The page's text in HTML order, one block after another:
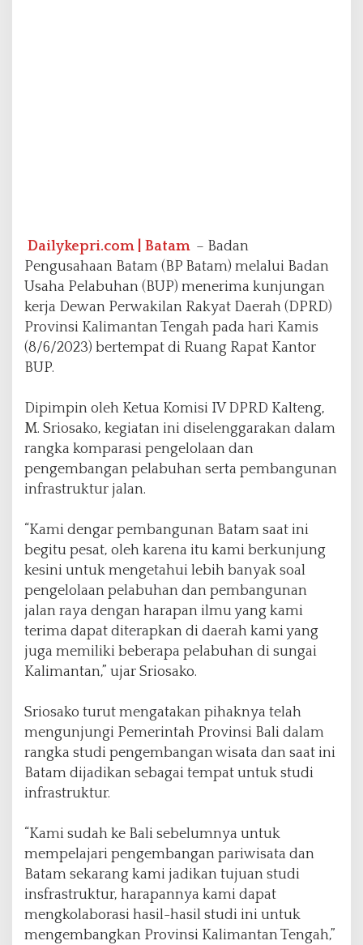
Dailykepri.com | Batam – Badan
Pengusahaan Batam (BP Batam) melalui Badan
Usaha Pelabuhan (BUP) menerima kunjungan
kerja Dewan Perwakilan Rakyat Daerah (DPRD)
Provinsi Kalimantan Tengah pada hari Kamis
(8/6/2023) bertempat di Ruang Rapat Kantor
BUP.
Dipimpin oleh Ketua Komisi IV DPRD Kalteng,
M. Sriosako, kegiatan ini diselenggarakan dalam
rangka komparasi pengelolaan dan
pengembangan pelabuhan serta pembangunan
infrastruktur jalan.
“Kami dengar pembangunan Batam saat ini
begitu pesat, oleh karena itu kami berkunjung
kesini untuk mengetahui lebih banyak soal
pengelolaan pelabuhan dan pembangunan
jalan raya dengan harapan ilmu yang kami
terima dapat diterapkan di daerah kami yang
juga memiliki beberapa pelabuhan di sungai
Kalimantan,” ujar Sriosako.
Sriosako turut mengatakan pihaknya telah
mengunjungi Pemerintah Provinsi Bali dalam
rangka studi pengembangan wisata dan saat ini
Batam dijadikan sebagai tempat untuk studi
infrastruktur.
“Kami sudah ke Bali sebelumnya untuk
mempelajari pengembangan pariwisata dan
Batam sekarang kami jadikan tujuan studi
insfrastruktur, harapannya kami dapat
mengkolaborasi hasil-hasil studi ini untuk
mengembangkan Provinsi Kalimantan Tengah,”